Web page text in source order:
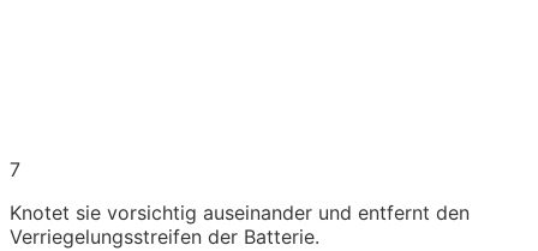
7
Knotet sie vorsichtig auseinander und entfernt den
Verriegelungsstreifen der Batterie.